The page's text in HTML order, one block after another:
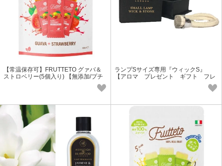
【常温保存可】FRUTTETO グァバ＆
ストロベリー(5個入り) 【無添加/プチ
ランプSサイズ専用『ウィックS』
【アロマ プレゼント ギフト フレ